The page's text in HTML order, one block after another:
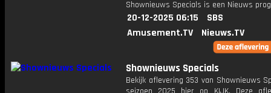
Shownieuws Specials is een Nieuws
20-12-2025 06:15
SBS
Amusement.TV
Nieuws.TV
Shownieuws Specials
Bekijk aflevering 353 van Shownieuws